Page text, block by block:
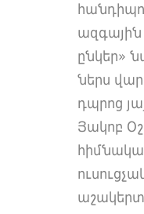
ընկեր»
ներս
դպրոց
Յակոբ